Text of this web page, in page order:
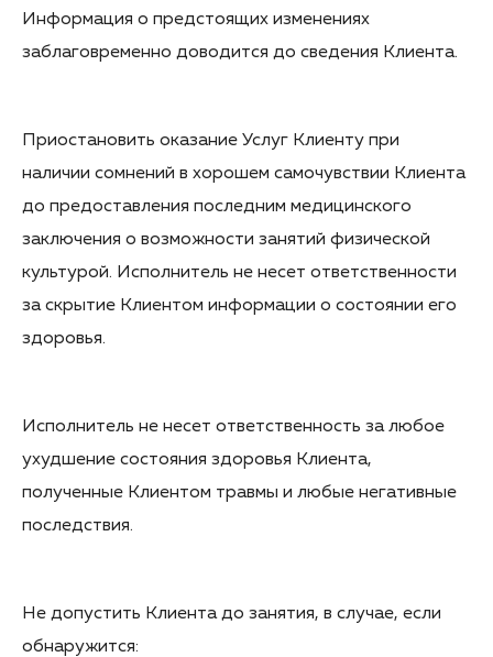
Информация о предстоящих изменениях
заблаговременно доводится до сведения Клиента.
Приостановить оказание Услуг Клиенту при
наличии сомнений в хорошем самочувствии Клиента
до предоставления последним медицинского
заключения о возможности занятий физической
культурой. Исполнитель не несет ответственности
за скрытие Клиентом информации о состоянии его
здоровья.
Исполнитель не несет ответственность за любое
ухудшение состояния здоровья Клиента,
полученные Клиентом травмы и любые негативные
последствия.
Не допустить Клиента до занятия, в случае, если
обнаружится: